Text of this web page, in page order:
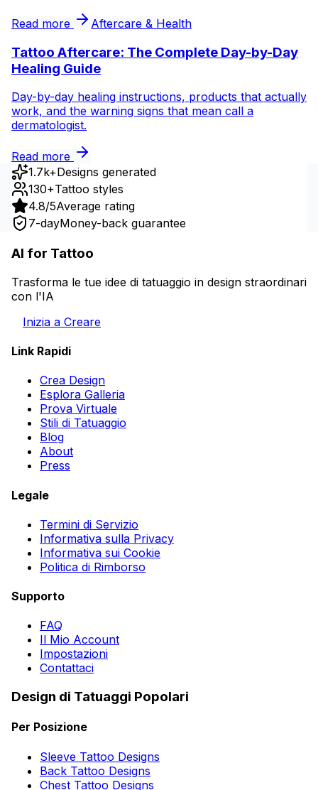
Read more Aftercare & Health
Tattoo Aftercare: The Complete Day-by-Day
Healing Guide
Day-by-day healing instructions, products that actually
work, and the warning signs that mean call a
dermatologist.
Read more
1.7k+Designs generated
130+Tattoo styles
4.8/5Average rating
7-dayMoney-back guarantee
AI for Tattoo
Trasforma le tue idee di tatuaggio in design straordinari
con l'IA
Inizia a Creare
Link Rapidi
Crea Design
Esplora Galleria
Prova Virtuale
Stili di Tatuaggio
Blog
About
Press
Legale
Termini di Servizio
Informativa sulla Privacy
Informativa sui Cookie
Politica di Rimborso
Supporto
FAQ
Il Mio Account
Impostazioni
Contattaci
Design di Tatuaggi Popolari
Per Posizione
Sleeve Tattoo Designs
Back Tattoo Designs
Chest Tattoo Designs